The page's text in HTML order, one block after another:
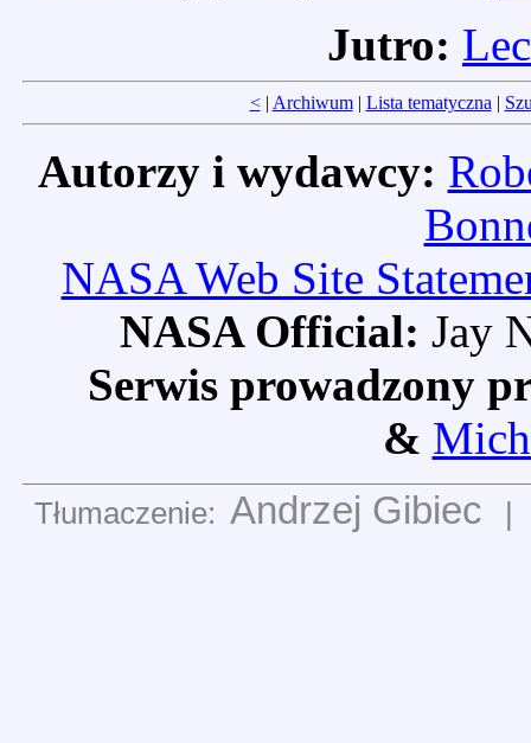
Jutro:
<| Archiwum| Lista tematyczna |
Autorzy i wydawcy:
NASA Web Site
NASA Official: Jay
Serwis prowadzony
&
Tłumaczenie: Andrzej Gibiec |